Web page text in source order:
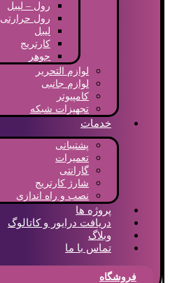
رول – لیبل
رول حرارتی
لیبل
کارتریج
جوهر
لوازم التحریر
لوازم جانبی
کامپیوتر
تجهیزات شبکه
خدمات
پشتیبانی
تعمیرات
گارانتی
شارژ کارتریج
نصب و راه اندازی
پروژه ها
دریافت درایور و کاتالوگ
وبلاگ
تماس با ما
فروشگاه